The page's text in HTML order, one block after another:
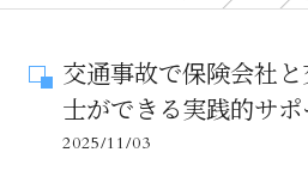
交通事故で保険会社
士ができる実践的サポ
2025/11/03